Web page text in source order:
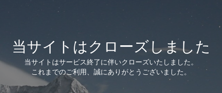
当サイトはクローズしました
当サイトはサービス終了に伴いクローズいたしました。
これまでのご利用、誠にありがとうございました。